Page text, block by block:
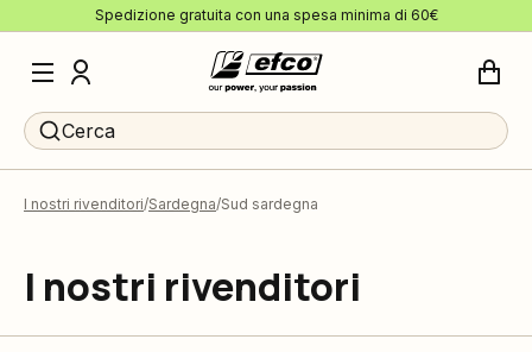
Spedizione gratuita con una spesa minima di 60€
Cerca
I nostri rivenditori Sardegna Sud sardegna
I nostri rivenditori